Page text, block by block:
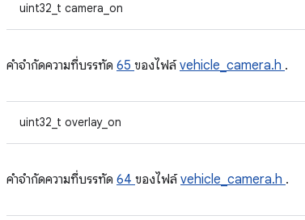
uint32_t camera_on
คําจํากัดความที่บรรทัด 65 ของไฟล์vehicle_camera.h .
uint32_t overlay_on
คําจํากัดความที่บรรทัด 64 ของไฟล์vehicle_camera.h .